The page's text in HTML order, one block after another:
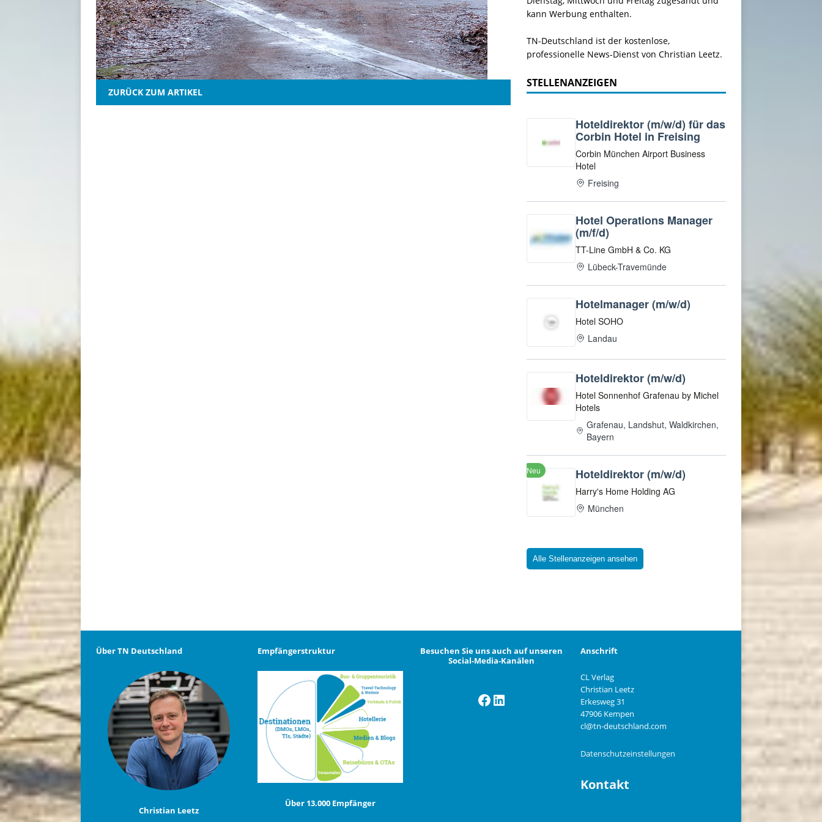
ZURÜCK ZUM ARTIKEL
kann Werbung enthalten.
TN-Deutschland ist der kostenlose,
professionelle News-Dienst von Christian Leetz.
STELLENANZEIGEN
Alle Stellenanzeigen ansehen
Über TN Deutschland
Christian Leetz
Empfängerstruktur
Über 13.000 Empfänger
Besuchen Sie uns auch auf unseren
Social-Media-Kanälen
Facebook
LinkedIn
Anschrift
CL Verlag
Christian Leetz
Erkesweg 31
47906 Kempen
cl@tn-deutschland.com
Datenschutzeinstellungen
Kontakt